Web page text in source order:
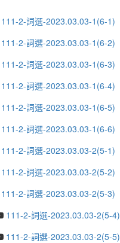
111-2-詞選-2023.03.03-1(6-1)
111-2-詞選-2023.03.03-1(6-2)
111-2-詞選-2023.03.03-1(6-3)
111-2-詞選-2023.03.03-1(6-4)
111-2-詞選-2023.03.03-1(6-5)
111-2-詞選-2023.03.03-1(6-6)
111-2-詞選-2023.03.03-2(5-1)
111-2-詞選-2023.03.03-2(5-2)
111-2-詞選-2023.03.03-2(5-3)
111-2-詞選-2023.03.03-2(5-4)
111-2-詞選-2023.03.03-2(5-5)